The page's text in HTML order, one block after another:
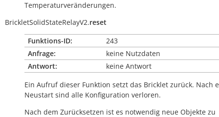
Temperaturveränderungen.
BrickletSolidStateRelayV2.reset
Funktions-ID:
243
Anfrage:
keine Nutzdaten
Antwort:
keine Antwort
Ein Aufruf dieser Funktion setzt das Bricklet zurück. Nach
Neustart sind alle Konfiguration verloren.
Nach dem Zurücksetzen ist es notwendig neue Objekte zu